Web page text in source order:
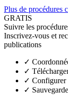
Plus de procédures
GRATIS
Suivre les
Inscrivez-vous et
publications
✓
✓
✓ Configurer
✓